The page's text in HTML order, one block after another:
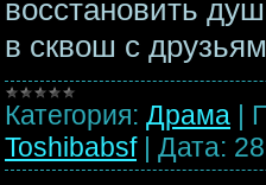
восстановить
в сквош с
Категория: Драма |
Toshibabsf | Дата: